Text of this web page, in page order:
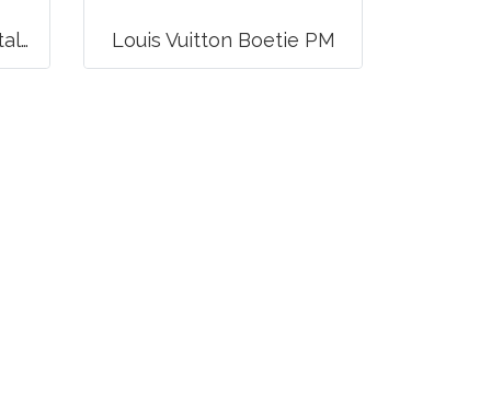
Balenciaga Classic Metallic Edge City Bag Louis Vuitton Boetie PM